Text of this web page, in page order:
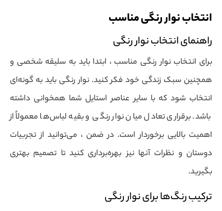
انتخاب نوار رنگی مناسب
راهنمای انتخاب نوار رنگی
برای انتخاب نوار رنگی مناسب ، ابتدا باید به سلیقه شخصی و
همچنین سبک زندگی خود فکر کنید. نوار رنگی باید به گونه‌ای
انتخاب شود که با سایر عناصر استایل شما همخوانی داشته
باشد. برقراری تعادل میان نوار رنگی و بقیه لباس‌ها معمولاً از
اهمیت بالایی برخوردار است. در ضمن ، می‌توانید از تجربیات
دوستان و نظرات آنها نیز بهره‌برداری کنید تا تصمیم بهتری
بگیرید.
ترکیب رنگ‌ها برای نوار رنگی